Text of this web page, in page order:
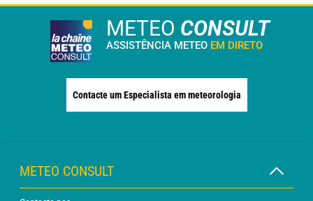
METEO CONSULT
ASSISTÊNCIA METEO EM DIRETO
Contacte um Especialista em meteorologia
METEO CONSULT